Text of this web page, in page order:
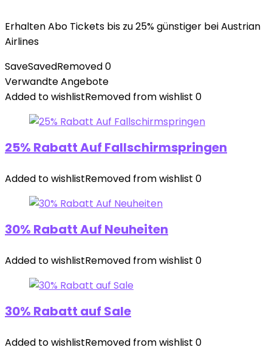
Erhalten Abo Tickets bis zu 25% günstiger bei Austrian
Airlines
SaveSavedRemoved0
Verwandte Angebote
Added to wishlistRemoved from wishlist 0
25% Rabatt Auf Fallschirmspringen
Added to wishlistRemoved from wishlist 0
30% Rabatt Auf Neuheiten
Added to wishlistRemoved from wishlist 0
30% Rabatt auf Sale
Added to wishlistRemoved from wishlist 0